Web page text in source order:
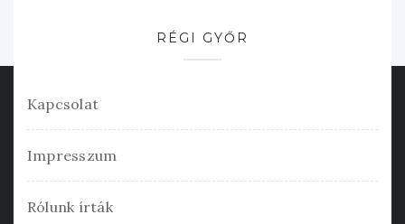
RÉGI GYŐR
Kapcsolat
Impresszum
Rólunk írták